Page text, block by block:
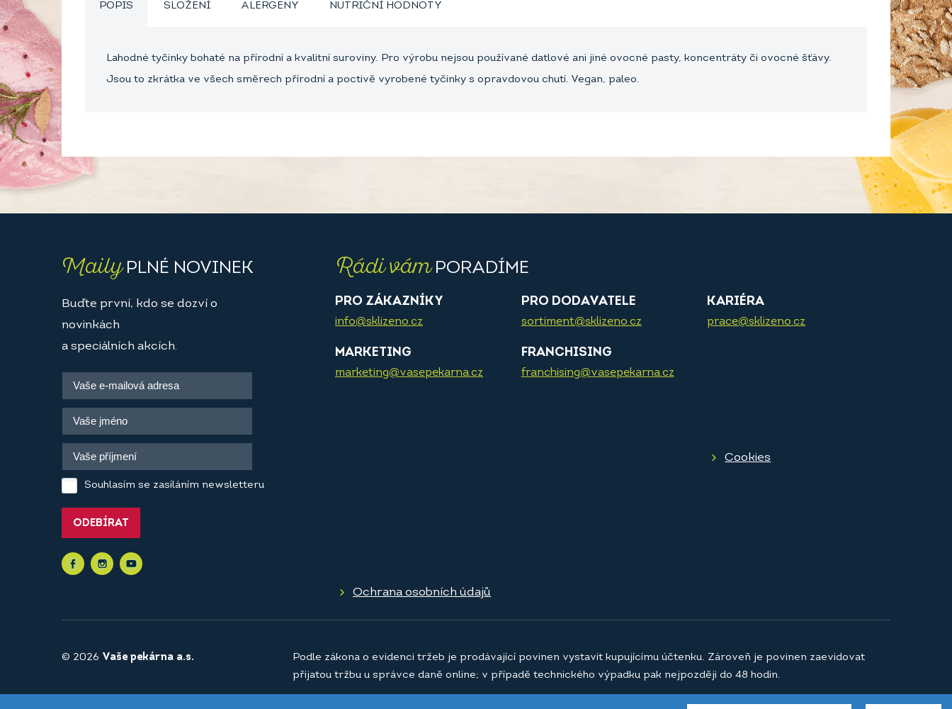
POPIS SLOŽENÍ ALERGENY NUTRIČNÍ HODNOTY
Lahodné tyčinky bohaté na přírodní a kvalitní suroviny. Pro výrobu nejsou používané datlové ani jiné ovocné pasty, koncentráty či ovocné šťávy.
Jsou to zkrátka ve všech směrech přírodní a poctivě vyrobené tyčinky s opravdovou chutí. Vegan, paleo.
MailyPLNÉ NOVINEK
Buďte první, kdo se dozví o
novinkách
a speciálních akcích.
Souhlasím se zasíláním newsletteru
ODEBÍRAT
Rádi vámPORADÍME
PRO ZÁKAZNÍKY
info@sklizeno.cz
PRO DODAVATELE
sortiment@sklizeno.cz
KARIÉRA
prace@sklizeno.cz
MARKETING
marketing@vasepekarna.cz
FRANCHISING
franchising@vasepekarna.cz
Cookies
Ochrana osobních údajů
© 2026 Vaše pekárna a.s.
Podle zákona o evidenci tržeb je prodávající povinen vystavit kupujícímu účtenku. Zároveň je povinen zaevidovat
přijatou tržbu u správce daně online; v případě technického výpadku pak nejpozději do 48 hodin.